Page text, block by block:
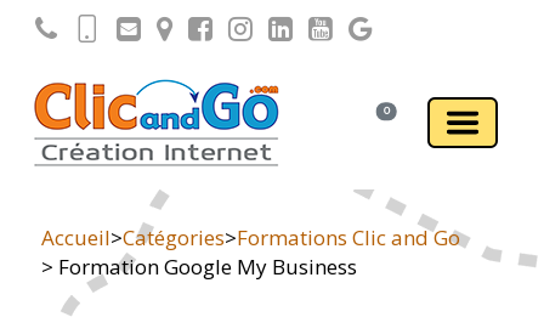
0
Accueil>Catégories>Formations Clic and Go
> Formation Google My Business